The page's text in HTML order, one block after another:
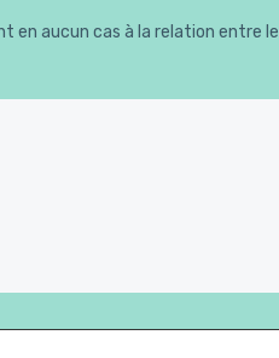
en aucun cas à la relation entre le